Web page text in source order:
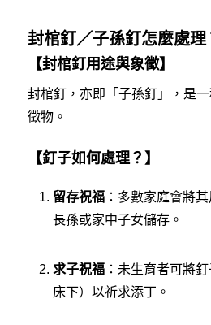
封棺釘／子孫釘怎麼處理
【封棺釘用途與象徵】
封棺釘，亦即「子孫釘」，是
徵物。
【釘子如何處理？】
留存祝福：多數家庭會將
長孫或家中子女儲存。
求子祝福：未生育者可將
床下）以祈求添丁。